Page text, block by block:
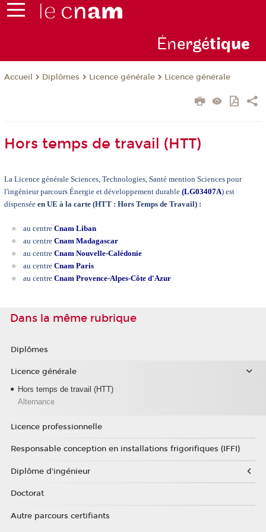
Énergétique
Accueil Diplômes Licence générale Licence générale
Hors temps de travail (HTT)
La Licence générale Sciences, Technologies, Santé mention Sciences pour
l'ingénieur parcours Énergie et développement durable (LG03407A) est
dispenséeen UE à la carte (HTT : Hors Temps de Travail) :
au centre Cnam Liban
au centre Cnam Madagascar
au centre Cnam Nouvelle-Calédonie
au centre Cnam Paris
au centre Cnam Provence-Alpes-Côte d'Azur
Dans la même rubrique
Diplômes
Licence générale
Hors temps de travail (HTT)
Alternance
Licence professionnelle
Responsable conception en installations frigorifiques (IFFI)
Diplôme d'ingénieur
Doctorat
Autre parcours certifiants